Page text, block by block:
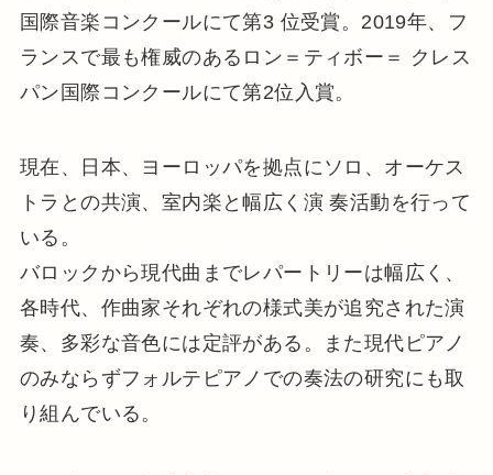
国際音楽コンクールにて第3 位受賞。2019年、フ
ランスで最も権威のあるロン＝ティボー＝ クレス
パン国際コンクールにて第2位入賞。
現在、日本、ヨーロッパを拠点にソロ、オーケス
トラとの共演、室内楽と幅広く演 奏活動を行って
いる。
バロックから現代曲までレパートリーは幅広く、
各時代、作曲家それぞれの様式美が追究された演
奏、多彩な音色には定評がある。また現代ピアノ
のみならずフォルテピアノでの奏法の研究にも取
り組んでいる。